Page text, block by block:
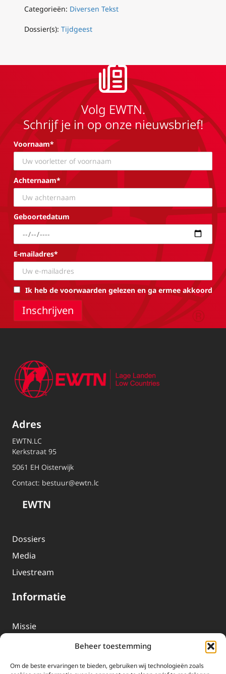
Beheer toestemming
Om de beste ervaringen te bieden, gebruiken wij technologieën zoals
Categorieën: Diversen Tekst
Dossier(s): Tijdgeest
Volg EWTN.
Schrijf je in op onze nieuwsbrief!
Voornaam*
Achternaam*
Geboortedatum
E-mailadres*
Ik heb de voorwaarden gelezen en ga ermee akkoord
Adres
EWTN.LC
Kerkstraat 95
5061 EH Oisterwijk
Contact: bestuur@ewtn.lc
EWTN
Dossiers
Media
Livestream
Informatie
Missie